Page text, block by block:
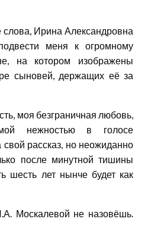
Ирина Александровна
меня к огромному
на котором изображены
сыновей, держащих её за
моя безграничная любовь,
нежностью в голосе
рассказ, но неожиданно
после минутной тишины
шесть лет нынче будет как
Москалевой не назовёшь.